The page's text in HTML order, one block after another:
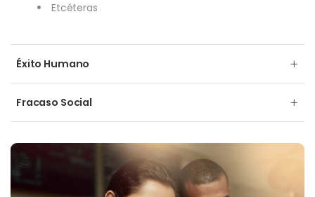
Etcéteras
Éxito Humano
Fracaso Social